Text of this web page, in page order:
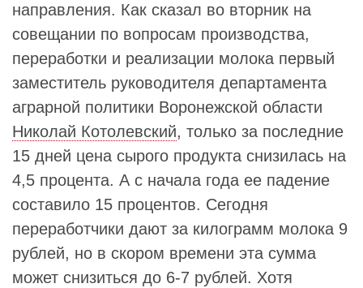
направления. Как сказал во вторник на
совещании по вопросам производства,
переработки и реализации молока первый
заместитель руководителя департамента
аграрной политики Воронежской области
Николай Котолевский, только за последние
15 дней цена сырого продукта снизилась на
4,5 процента. А с начала года ее падение
составило 15 процентов. Сегодня
переработчики дают за килограмм молока 9
рублей, но в скором времени эта сумма
может снизиться до 6-7 рублей. Хотя